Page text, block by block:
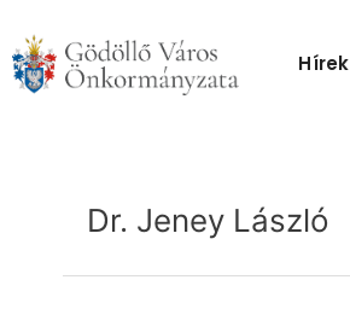
content
Hírek
Dr. Jeney László